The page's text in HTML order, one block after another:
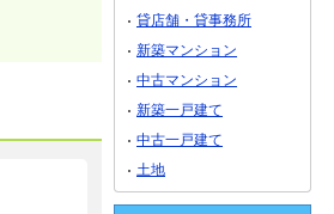
貸店舗・貸事務所
新築マンション
中古マンション
新築一戸建て
中古一戸建て
土地